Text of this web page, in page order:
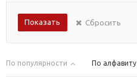
Сбросить
По популярности По алфавиту